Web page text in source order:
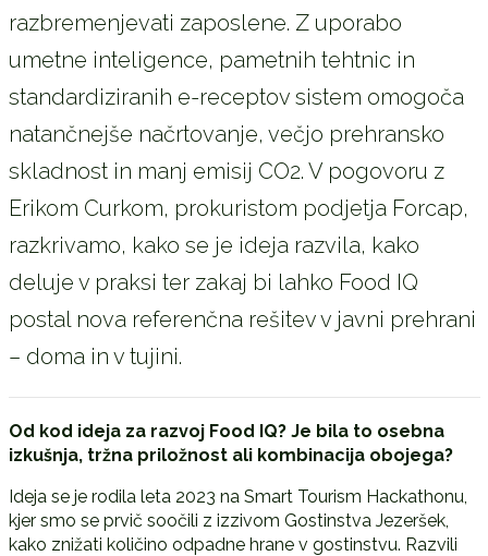
razbremenjevati zaposlene. Z uporabo
umetne inteligence, pametnih tehtnic in
standardiziranih e-receptov sistem omogoča
natančnejše načrtovanje, večjo prehransko
skladnost in manj emisij CO2. V pogovoru z
Erikom Curkom, prokuristom podjetja Forcap,
razkrivamo, kako se je ideja razvila, kako
deluje v praksi ter zakaj bi lahko Food IQ
postal nova referenčna rešitev v javni prehrani
– doma in v tujini.
Od kod ideja za razvoj Food IQ? Je bila to osebna
izkušnja, tržna priložnost ali kombinacija obojega?
Ideja se je rodila leta 2023 na Smart Tourism Hackathonu,
kjer smo se prvič soočili z izzivom Gostinstva Jezeršek,
kako znižati količino odpadne hrane v gostinstvu. Razvili